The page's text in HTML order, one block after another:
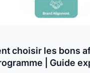
choisir les bons
| Guide